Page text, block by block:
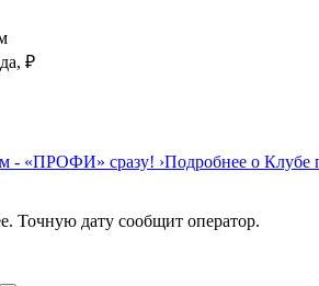
₽
- «ПРОФИ» сразу! ›Подробнее о Клубе
Точную дату сообщит оператор.